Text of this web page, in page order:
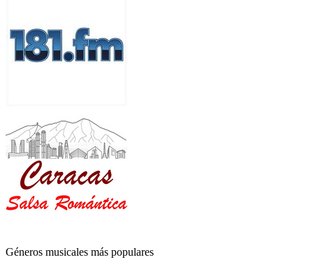
Géneros musicales más populares